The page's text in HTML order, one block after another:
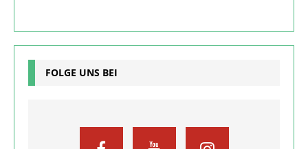
FOLGE UNS BEI